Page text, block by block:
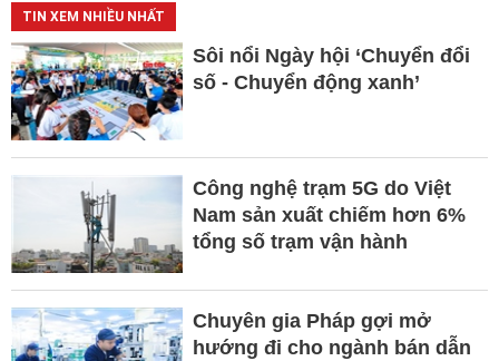
TIN XEM NHIỀU NHẤT
Sôi nổi Ngày hội ‘Chuyển đổi
số - Chuyển động xanh’
Công nghệ trạm 5G do Việt
Nam sản xuất chiếm hơn 6%
tổng số trạm vận hành
Chuyên gia Pháp gợi mở
hướng đi cho ngành bán dẫn